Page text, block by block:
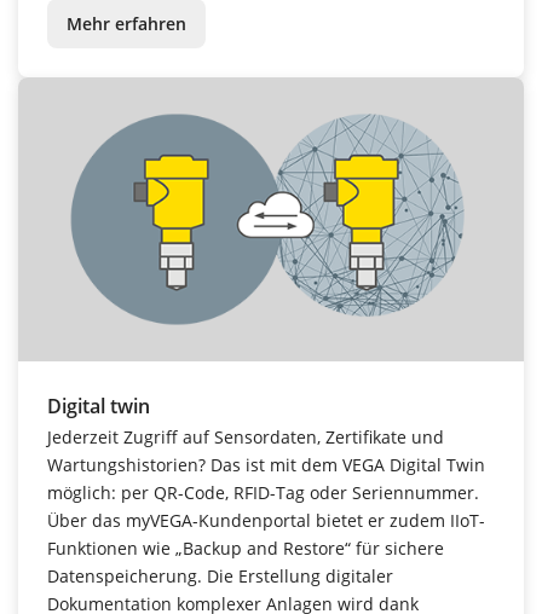
Mehr erfahren
Digital twin
Jederzeit Zugriff auf Sensordaten, Zertifikate und
Wartungshistorien? Das ist mit dem VEGA Digital Twin
möglich: per QR-Code, RFID-Tag oder Seriennummer.
Über das myVEGA-Kundenportal bietet er zudem IIoT-
Funktionen wie „Backup and Restore“ für sichere
Datenspeicherung. Die Erstellung digitaler
Dokumentation komplexer Anlagen wird dank